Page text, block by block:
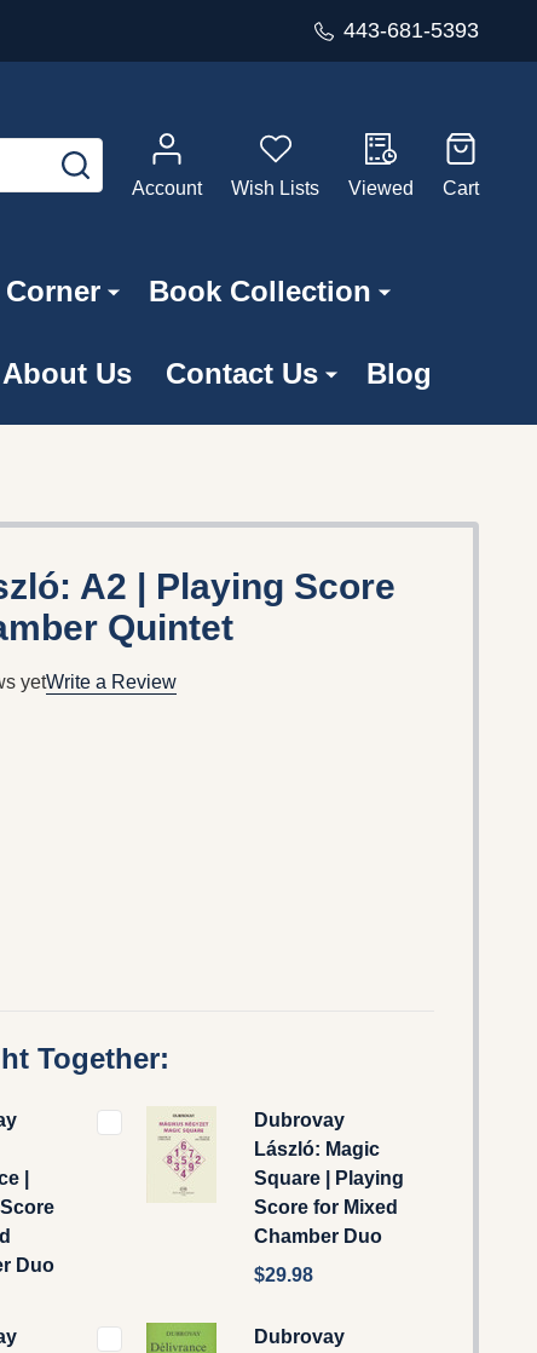
443-681-5393
SEARCH
Account
Wish Lists Viewed Cart
Book Collection
About Us Contact Us Blog
A2 | Playing Score
Quintet
yetWrite a Review
Together:
|
Duo
Dubrovay
László: Magic
Square | Playing
Score for Mixed
Chamber Duo
$29.98
Dubrovay